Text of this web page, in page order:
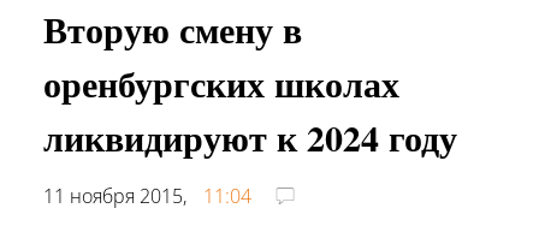
Вторую смену в
оренбургских школах
ликвидируют к 2024 году
11 ноября 2015,
11:04